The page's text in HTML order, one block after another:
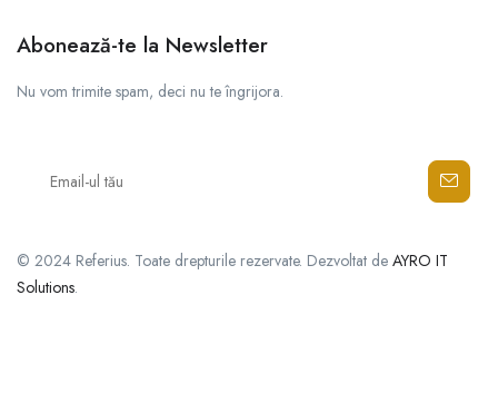
Abonează-te la Newsletter
Nu vom trimite spam, deci nu te îngrijora.
© 2024 Referius. Toate drepturile rezervate. Dezvoltat de AYRO IT
Solutions.